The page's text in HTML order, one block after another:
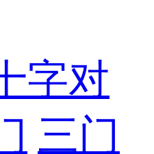
字对
三门